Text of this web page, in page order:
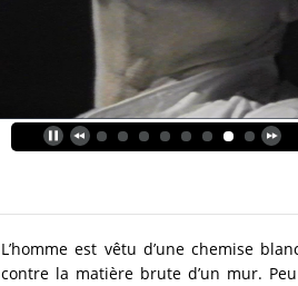
L’homme est vêtu d’une chemise
contre la matière brute d’un mur.